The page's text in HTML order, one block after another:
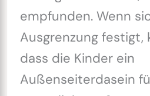
empfunden. Wenn
Ausgrenzung festigt,
dass die Kinder ein
Außenseiterdasein